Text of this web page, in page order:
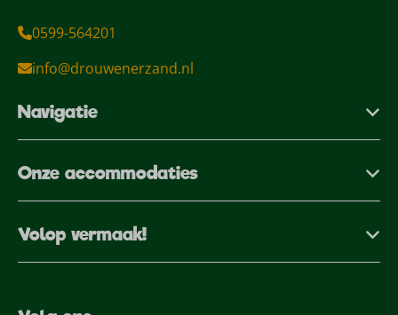
0599-564201
info@drouwenerzand.nl
Navigatie
Onze accommodaties
Volop vermaak!